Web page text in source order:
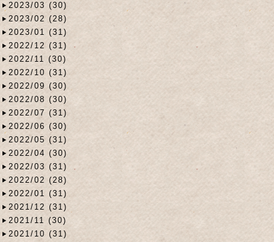
2023/03 (30)
2023/02 (28)
2023/01 (31)
2022/12 (31)
2022/11 (30)
2022/10 (31)
2022/09 (30)
2022/08 (30)
2022/07 (31)
2022/06 (30)
2022/05 (31)
2022/04 (30)
2022/03 (31)
2022/02 (28)
2022/01 (31)
2021/12 (31)
2021/11 (30)
2021/10 (31)